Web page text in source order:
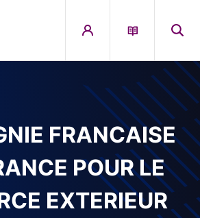
FRANCAISE
POUR LE
EXTERIEUR